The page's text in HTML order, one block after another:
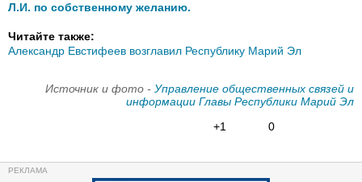
Л.И. по собственному желанию.
Читайте также:
Александр Евстифеев возглавил Республику Марий Эл
Источник и фото - Управление общественных связей и
информации Главы Республики Марий Эл
+1
0